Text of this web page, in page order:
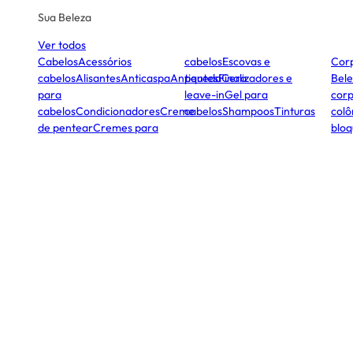
Sua Beleza
Ver todos
CabelosAcessórios
cabelosAlisantesAnticaspaAntiquedaCera
para
cabelosCondicionadoresCreme
de pentearCremes para
cabelosEscovas e
pentesFinalizadores e
leave-inGel para
cabelosShampoosTinturas